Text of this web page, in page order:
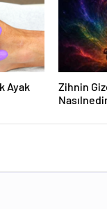
Ayak
Zihnin